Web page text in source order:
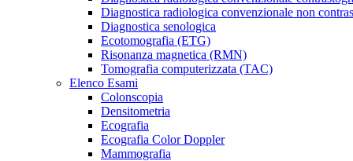
Diagnostica radiologica convenzionale non
Diagnostica senologica
Ecotomografia (ETG)
Risonanza magnetica (RMN)
Tomografia computerizzata (TAC)
Elenco Esami
Colonscopia
Densitometria
Ecografia
Ecografia Color Doppler
Mammografia